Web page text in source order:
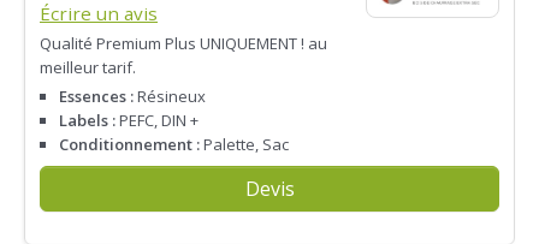
Écrire un avis
Qualité Premium Plus UNIQUEMENT ! au
meilleur tarif.
Essences :Résineux
Labels :PEFC, DIN +
Conditionnement :Palette, Sac
Devis